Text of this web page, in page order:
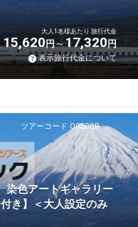
大人1名様あたり 旅行代金
15,620円 17,320円
表示旅行代金について
ツアーコード Q02CQR
色アートギャラリー
き】＜大人設定のみ